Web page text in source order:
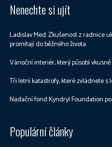
Nenechte si ujít
Ladislav Med: Zkušenost z radnice
promítají do běžného života
Vánoční interiér, který působí
Tři letní katastrofy, které zvládnete s
Nadační fond Kyndryl Foundation
Populární články